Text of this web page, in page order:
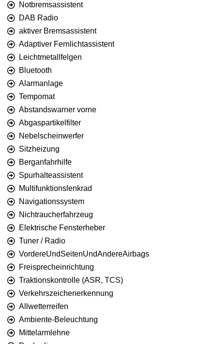
Notbremsassistent
DAB Radio
aktiver Bremsassistent
Adaptiver Fernlichtassistent
Leichtmetallfelgen
Bluetooth
Alarmanlage
Tempomat
Abstandswarner vorne
Abgaspartikelfilter
Nebelscheinwerfer
Sitzheizung
Berganfahrhilfe
Spurhalteassistent
Multifunktionslenkrad
Navigationssystem
Nichtraucherfahrzeug
Elektrische Fensterheber
Tuner / Radio
VordereUndSeitenUndAndereAirbags
Freisprecheinrichtung
Traktionskontrolle (ASR, TCS)
Verkehrszeichenerkennung
Allwetterreifen
Ambiente-Beleuchtung
Mittelarmlehne